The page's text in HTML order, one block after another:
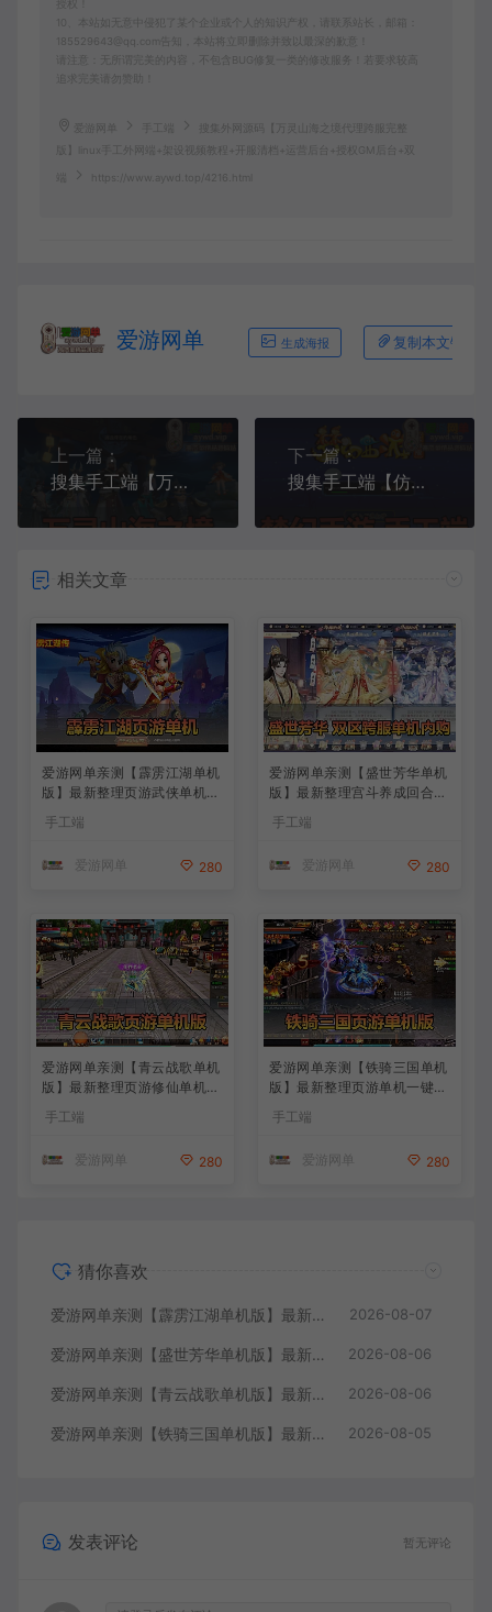
10、本站如无意中侵犯了某个企业或个人的知识产权，请联系站长，邮箱：
185529643@qq.com告知，本站将立即删除并致以最深的歉意！
请注意：无所谓完美的内容，不包含BUG修复一类的修改服务！若要求较高
追求完美请勿赞助！
爱游网单
搜集外网源码【万灵山海之境代理跨服完整
版】linux手工外网端+架设视频教程+开服清档+运营后台+授权GM后台+双
https://www.aywd.top/4216.html
爱游网单 生成海报 复制本文链接
上一篇：
搜集手工端【万灵山海之境修复版】linux手工外网端+架设视频教程+开服清档+运营后台+授权GM后台+客户端+全套源码
下一篇：
搜集手工端【仿官西游玉京谣】linux手工外网端+架设视频教程+开服清档+GM后台+双端
相关文章
爱游网单亲测【霹雳江湖单机
版】最新整理页游武侠单机一
户端 GM后台 通用视频教学
手工端
爱游网单 280
爱游网单亲测【盛世芳华单机
版】最新整理宫斗养成回合抽
一键端视频教学+linux手工外
手工端
爱游网单 280
爱游网单亲测【青云战歌单机
版】最新整理页游修仙单机一
键端Win系单机服务端PC客
户端 GM后台 通用视频教学
手工端
爱游网单 280
爱游网单亲测【铁骑三国单机
版】最新整理页游单机一键端
Win系单机服务端PC客户端
GM后台 通用视频教学+手工
手工端
爱游网单 280
猜你喜欢
爱游网单亲测【霹雳江湖单机版】最新整理页游武侠单机一键端Win系单机服务端PC客户端 GM后台 通用视频教学+手工端文本教学 2026-08-07
爱游网单亲测【盛世芳华单机版】最新整理宫斗养成回合抽卡多区跨服代金券内购虚拟机一键端视频教学+linux手工外网端文本教学 2026-08-06
爱游网单亲测【青云战歌单机版】最新整理页游修仙单机一键端Win系单机服务端PC客户端 GM后台 通用视频教学+手工端文本教学 2026-08-06
爱游网单亲测【铁骑三国单机版】最新整理页游单机一键端Win系单机服务端PC客户端 GM后台 通用视频教学+手工端文本教学 2026-08-05
发表评论 暂无评论